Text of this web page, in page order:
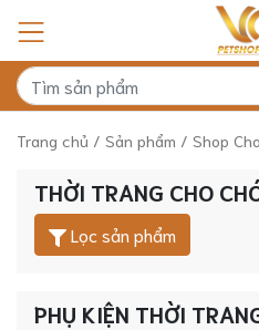
Trang chủ / Sản phẩm / Shop
THỜI TRANG CHO
Lọc sản phẩm
PHỤ KIỆN THỜI